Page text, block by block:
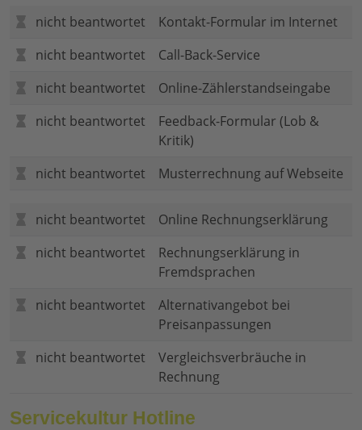
nicht beantwortet
Kontakt-Formular im Internet
nicht beantwortet
Call-Back-Service
nicht beantwortet
Online-Zählerstandseingabe
nicht beantwortet
Feedback-Formular (Lob &
Kritik)
nicht beantwortet
Musterrechnung auf Webseite
nicht beantwortet
Online Rechnungserklärung
nicht beantwortet
Rechnungserklärung in
Fremdsprachen
nicht beantwortet
Alternativangebot bei
Preisanpassungen
nicht beantwortet
Vergleichsverbräuche in
Rechnung
Servicekultur Hotline